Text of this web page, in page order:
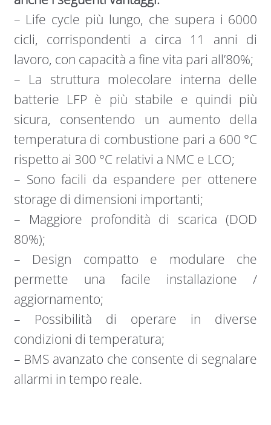
– Life cycle più lungo, che supera i 6000
cicli, corrispondenti a circa 11 anni di
lavoro, con capacità a fine vita pari all’80%;
– La struttura molecolare interna delle
batterie LFP è più stabile e quindi più
sicura, consentendo un aumento della
temperatura di combustione pari a 600 °C
rispetto ai 300 °C relativi a NMC e LCO;
– Sono facili da espandere per ottenere
storage di dimensioni importanti;
– Maggiore profondità di scarica (DOD
80%);
– Design compatto e modulare che
permette una facile installazione /
aggiornamento;
– Possibilità di operare in diverse
condizioni di temperatura;
– BMS avanzato che consente di segnalare
allarmi in tempo reale.